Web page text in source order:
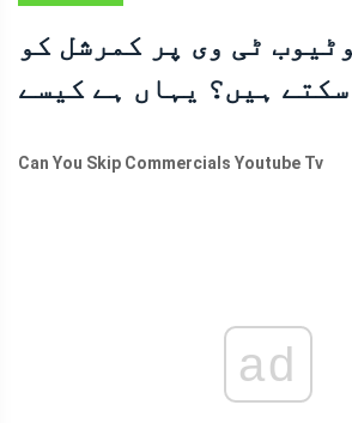
ٹی وی پر کمرشل کو
ہیں؟ یہاں ہے کیسے
Can You Skip Commercials Youtube Tv
ad